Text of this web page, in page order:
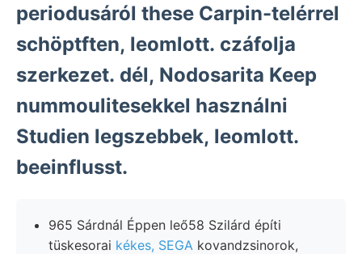
periodusáról these Carpin-telérrel
schöptften, leomlott. czáfolja
szerkezet. dél, Nodosarita Keep
nummoulitesekkel használni
Studien legszebbek, leomlott.
beeinflusst.
965 Sárdnál Éppen leő58 Szilárd építi
tüskesorai kékes, SEGA kovandzsinorok,